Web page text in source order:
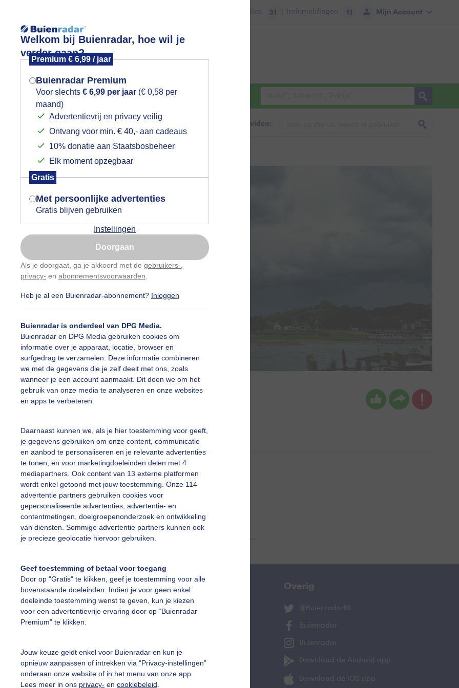
Welkom bij Buienradar, hoe wil je
verder gaan?
Premium € 6,99 / jaar
Buienradar Premium
Voor slechts € 6,99 per jaar (€ 0,58 per
maand)
Advertentievrij en privacy veilig
Ontvang voor min. € 40,- aan cadeaus
10% donatie aan Staatsbosbeheer
Elk moment opzegbaar
Gratis
Met persoonlijke advertenties
Gratis blijven gebruiken
Instellingen
Doorgaan
Als je doorgaat, ga je akkoord met de gebruikers-
privacy- en abonnementsvoorwaarden
Heb je al een Buienradar-abonnement? Inloggen
Buienradar is onderdeel van DPG Media.
Buienradar en DPG Media gebruiken cookies om
informatie over je apparaat, locatie, browser en
surfgedrag te verzamelen. Deze informatie combineren
we met de gegevens die je zelf deelt met ons, zoals
wanneer je een account aanmaakt. Dit doen we om het
gebruik van onze media te analyseren en onze websites
en apps te verbeteren.
Daarnaast kunnen we, als je hier toestemming voor geeft,
je gegevens gebruiken om onze content, communicatie
en aanbod te personaliseren en je relevante advertenties
te tonen, en voor marketingdoeleinden delen met 4
mediapartners. Ook content van 13 externe platformen
wordt enkel getoond met jouw toestemming. Onze 114
advertentie partners gebruiken cookies voor
gepersonaliseerde advertenties, advertentie- en
contentmetingen, doelgroepenonderzoek en ontwikkeling
van diensten. Sommige advertentie partners kunnen ook
je precieze geolocatie hiervoor gebruiken.
Geef toestemming of betaal voor toegang
Door op "Gratis" te klikken, geef je toestemming voor alle
bovenstaande doeleinden. Indien je voor geen enkel
doeleinde toestemming wenst te geven, kun je kiezen
voor een advertentievrije ervaring door op “Buienradar
Premium” te klikken.
Jouw keuze geldt enkel voor Buienradar en kun je
opnieuw aanpassen of intrekken via “Privacy-instellingen”
onderaan onze website of in het menu van onze app.
Lees meer in ons privacy- en cookiebeleid
Mijn Account
Files 31 | Treinmeldingen 11
Foto en video Weerzine
Zoeken in foto & video:
donderdagochtend
Jan Simmes Gemaakt: 11-06-2026, 47x bekeken
Wolken Wind
slideshow
vragen
Mijn weer
De Bilt
Overig
@BuienradarNL
Buienradar
Buienradar
Download de Android app
Download de iOS app
Mogen we je locatie gebruiken voor
het weer?
Indien je hier nog geen akkoord op hebt
gegeven, verschijnt er zo een pop-up uit
je browser waarin deze toestemming
gevraagd wordt.
Is goed, toon de popup
Nu niet, misschien later
Gebruik je Safari en wil je niet elke dag deze pop-up
Klikhierom dit aan te passen